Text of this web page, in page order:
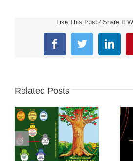
Like This Post? Share It
FacebookTwitter
Related Posts
PORODIČNI BUKVAR
MILICA NOVKOVIĆ